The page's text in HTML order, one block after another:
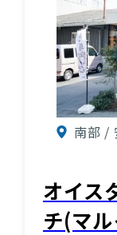
南部 /
オイス
チ(マ